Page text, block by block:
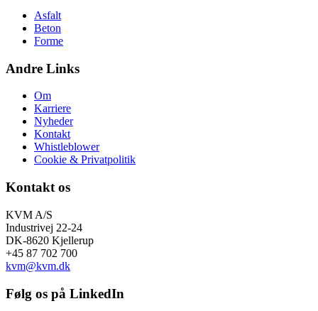
Asfalt
Beton
Forme
Andre Links
Om
Karriere
Nyheder
Kontakt
Whistleblower
Cookie & Privatpolitik
Kontakt os
KVM A/S
Industrivej 22-24
DK-8620 Kjellerup
+45 87 702 700
kvm@kvm.dk
Følg os på LinkedIn